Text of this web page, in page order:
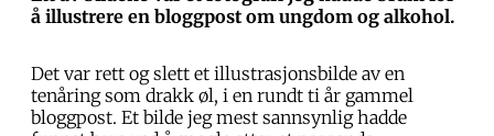
å illustrere en bloggpost om ungdom og alkohol.
Det var rett og slett et illustrasjonsbilde av en
tenåring som drakk øl, i en rundt ti år gammel
bloggpost. Et bilde jeg mest sannsynlig hadde